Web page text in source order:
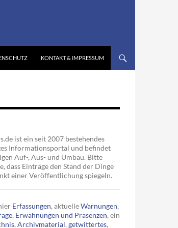
KONTAKT & IMPRESSUM
ist ein seit 2007 bestehendes
Informationsportal und befindet
Auf-, Aus- und Umbau. Bitte
dass Einträge den Stand der Dinge
einer Veröffentlichung spiegeln.
Erfassungen, aktuelleWarnungen,
, Erwähnungen und Präsenzen, ein
, Archivmaterial, getwittertes,